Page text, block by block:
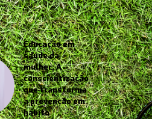
Educação em
saúde da
mulher: A
conscientização
que transforma
a prevenção em
hábito